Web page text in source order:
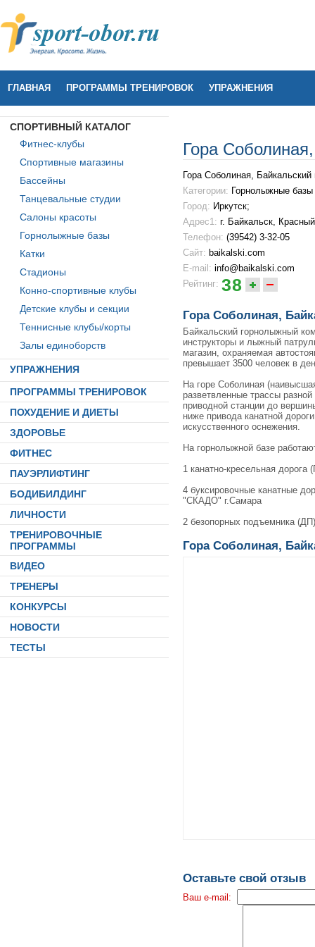
ГЛАВНАЯ ПРОГРАММЫ ТРЕНИРОВОК УПРАЖНЕНИЯ
СПОРТИВНЫЙ КАТАЛОГ
Фитнес-клубы
Спортивные магазины
Бассейны
Танцевальные студии
Салоны красоты
Горнолыжные базы
Катки
Стадионы
Конно-спортивные клубы
Детские клубы и секции
Теннисные клубы/корты
Залы единоборств
УПРАЖНЕНИЯ
ПРОГРАММЫ ТРЕНИРОВОК
ПОХУДЕНИЕ И ДИЕТЫ
ЗДОРОВЬЕ
ФИТНЕС
ПАУЭРЛИФТИНГ
БОДИБИЛДИНГ
ЛИЧНОСТИ
ТРЕНИРОВОЧНЫЕ
ПРОГРАММЫ
ВИДЕО
ТРЕНЕРЫ
КОНКУРСЫ
НОВОСТИ
ТЕСТЫ
Гора
Гора Соболиная,
Категории: Горнолыжные базы
Город: Иркутск;
Адрес1: г. Байкальск,
Телефон: (39542) 3-32-05
Сайт: baikalski.com
E-mail: info@baikalski.com
Рейтинг: 38
Гора Соболиная,
Байкальский горнолыжный
инструкторы и лыжный
магазин, охраняемая
превышает 3500 человек в
На горе Соболиная
разветвленные трассы
приводной станции до
ниже привода канатной
искусственного оснежения.
На горнолыжной базе
1 канатно-кресельная
4 буксировочные канатные
"СКАДО" г.Самара
2 безопорных подъемника
Гора Соболиная,
Оставьте свой отзыв
Ваш e-mail: